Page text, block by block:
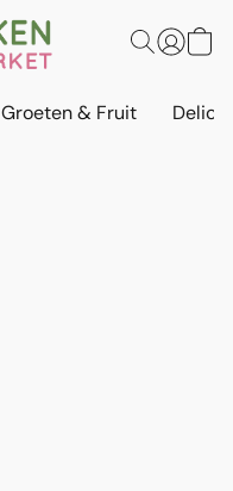
Groeten & Fruit